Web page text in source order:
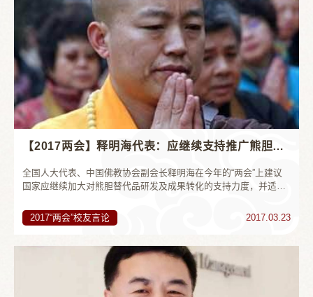
【2017两会】释明海代表：应继续支持推广熊胆替代品，逐步淘汰养熊业
全国人大代表、中国佛教协会副会长释明海在今年的“两会”上建议
国家应继续加大对熊胆替代品研发及成果转化的支持力度，并适时
国企业自主研发的“人...
2017“两会”校友言论 2017.03.23